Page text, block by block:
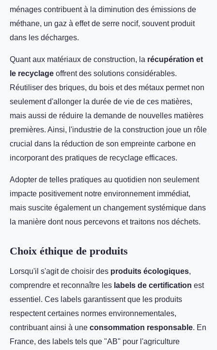
ménages contribuent à la diminution des émissions de
méthane, un gaz à effet de serre nocif, souvent produit
dans les décharges.
Quant aux matériaux de construction, la récupération et
le recyclage offrent des solutions considérables.
Réutiliser des briques, du bois et des métaux permet non
seulement d'allonger la durée de vie de ces matières,
mais aussi de réduire la demande de nouvelles matières
premières. Ainsi, l'industrie de la construction joue un rôle
crucial dans la réduction de son empreinte carbone en
incorporant des pratiques de recyclage efficaces.
Adopter de telles pratiques au quotidien non seulement
impacte positivement notre environnement immédiat,
mais suscite également un changement systémique dans
la manière dont nous percevons et traitons nos déchets.
Choix éthique de produits
Lorsqu'il s'agit de choisir des produits écologiques
comprendre et reconnaître les labels de certification est
essentiel. Ces labels garantissent que les produits
respectent certaines normes environnementales,
contribuant ainsi à une consommation responsable . En
France, des labels tels que "AB" pour l'agriculture